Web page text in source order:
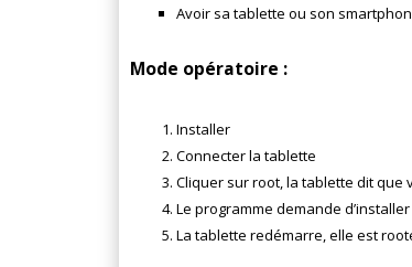
Avoir sa tablette ou son
Mode opératoire :
Installer
Connecter la tablette
Cliquer sur root, la tablette dit
Le programme demande
La tablette redémarre, elle est